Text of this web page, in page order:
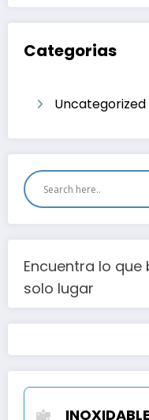
Categorias
Uncategorized
Encuentra lo
solo lugar
INOXIDABLE